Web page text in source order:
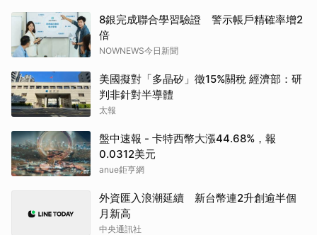
8銀完成聯合學習驗證 警示帳戶精確率增2
倍
NOWNEWS今日新聞
美國擬對「多晶矽」徵15%關稅 經濟部：研
判非針對半導體
太報
盤中速報 - 卡特西幣大漲44.68%，報
0.0312美元
anue鉅亨網
外資匯入浪潮延續 新台幣連2升創逾半個
月新高
中央通訊社